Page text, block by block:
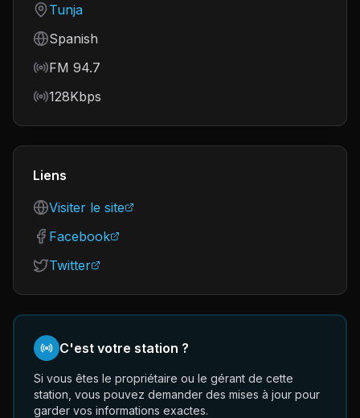
Country
Tunja
Language
Spanish
Frequency
FM 94.7
Bitrate
128Kbps
Liens
Visiter le site
Facebook
Twitter
C'est votre station ?
Si vous êtes le propriétaire ou le gérant de cette
station, vous pouvez demander des mises à jour pour
garder vos informations exactes.